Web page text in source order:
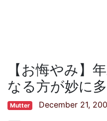
【お悔やみ】
なる方が妙に
Mutter December 21,